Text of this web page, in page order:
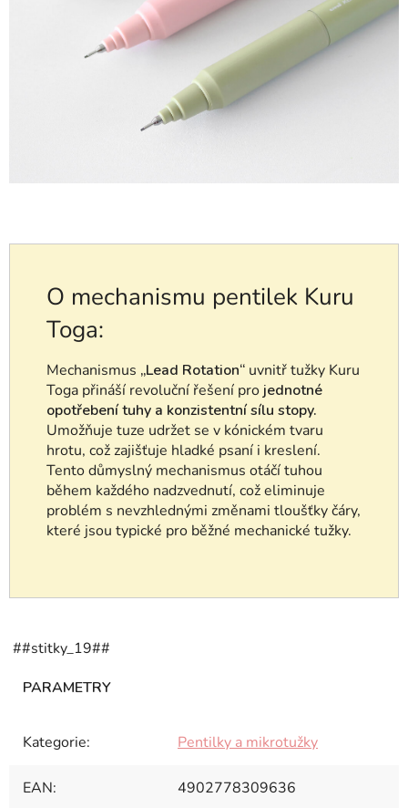
O mechanismu pentilek Kuru
Toga:
Mechanismus „Lead Rotation“ uvnitř tužky Kuru
Toga přináší revoluční řešení pro jednotné
opotřebení tuhy a konzistentní sílu stopy.
Umožňuje tuze udržet se v kónickém tvaru
hrotu, což zajišťuje hladké psaní i kreslení.
Tento důmyslný mechanismus otáčí tuhou
během každého nadzvednutí, což eliminuje
problém s nevzhlednými změnami tloušťky čáry,
které jsou typické pro běžné mechanické tužky.
##stitky_19##
Kategorie: Pentilky a mikrotužky
EAN: 4902778309636